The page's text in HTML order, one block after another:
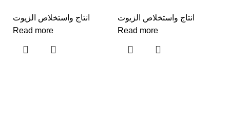
انتاج واستخلاص الزيوت
Read more
انتاج واستخلاص الزيوت
Read more